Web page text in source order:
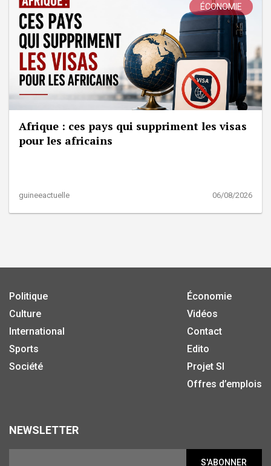
ÉCONOMIE
Afrique : ces pays qui suppriment les visas
pour les africains
guineeactuelle 06/08/2026
Politique
Culture
International
Sports
Société
Économie
Vidéos
Contact
Edito
Projet SI
Offres d’emplois
NEWSLETTER
S'ABONNER